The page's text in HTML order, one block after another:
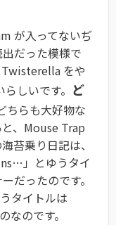
が入ってないぢ
だった模様で
をや
しいです。 ど
ちらも大好物な
、Mouse Trap
苔乗り日記は、
」とゆうタイ
だったのです。
タイトルは
のです。